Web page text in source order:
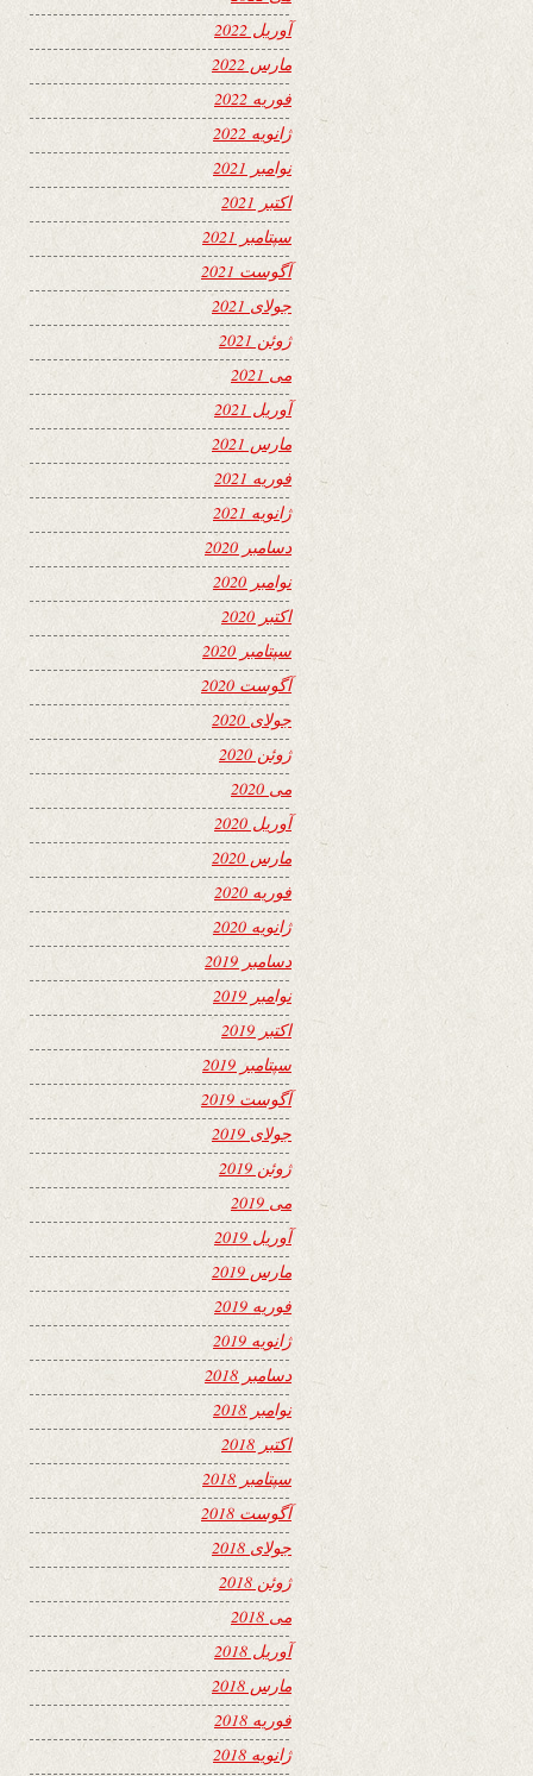
آوریل 2022
مارس 2022
فوریه 2022
ژانویه 2022
نوامبر 2021
اکتبر 2021
سپتامبر 2021
آگوست 2021
جولای 2021
ژوئن 2021
می 2021
آوریل 2021
مارس 2021
فوریه 2021
ژانویه 2021
دسامبر 2020
نوامبر 2020
اکتبر 2020
سپتامبر 2020
آگوست 2020
جولای 2020
ژوئن 2020
می 2020
آوریل 2020
مارس 2020
فوریه 2020
ژانویه 2020
دسامبر 2019
نوامبر 2019
اکتبر 2019
سپتامبر 2019
آگوست 2019
جولای 2019
ژوئن 2019
می 2019
آوریل 2019
مارس 2019
فوریه 2019
ژانویه 2019
دسامبر 2018
نوامبر 2018
اکتبر 2018
سپتامبر 2018
آگوست 2018
جولای 2018
ژوئن 2018
می 2018
آوریل 2018
مارس 2018
فوریه 2018
ژانویه 2018